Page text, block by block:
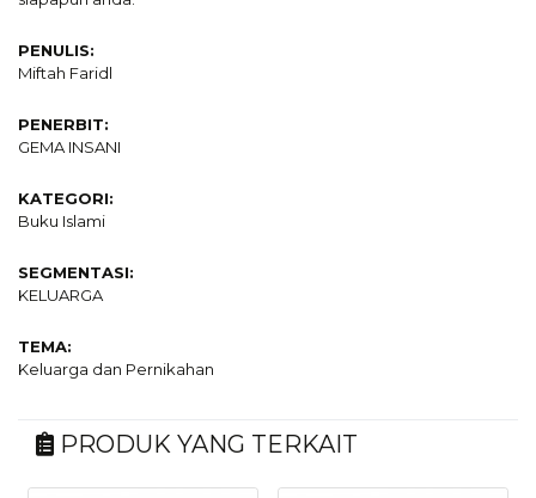
PENULIS:
Miftah Faridl
PENERBIT:
GEMA INSANI
KATEGORI:
Buku Islami
SEGMENTASI:
KELUARGA
TEMA:
Keluarga dan Pernikahan
PRODUK YANG TERKAIT